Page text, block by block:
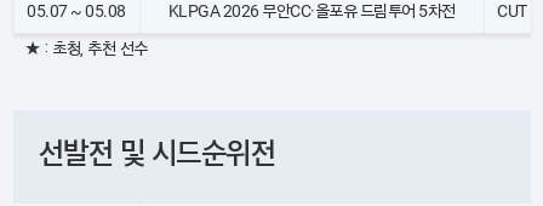
05.07 ~ 05.08 KLPGA 2026 무안CC·올포유 드림투어 5차전 CUT
★ : 초청, 추천 선수
선발전 및 시드순위전